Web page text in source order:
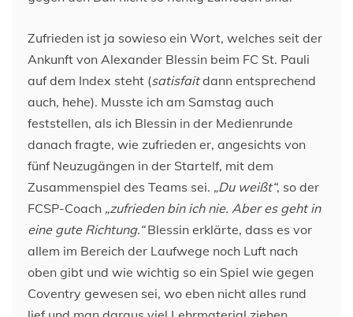
Zufrieden ist ja sowieso ein Wort, welches seit der
Ankunft von Alexander Blessin beim FC St. Pauli
auf dem Index steht (satisfaitdann entsprechend
auch, hehe). Musste ich am Samstag auch
feststellen, als ich Blessin in der Medienrunde
danach fragte, wie zufrieden er, angesichts von
fünf Neuzugängen in der Startelf, mit dem
Zusammenspiel des Teams sei. „Du weißt“, so der
FCSP-Coach „zufrieden bin ich nie. Aber es geht in
eine gute Richtung.“Blessin erklärte, dass es vor
allem im Bereich der Laufwege noch Luft nach
oben gibt und wie wichtig so ein Spiel wie gegen
Coventry gewesen sei, wo eben nicht alles rund